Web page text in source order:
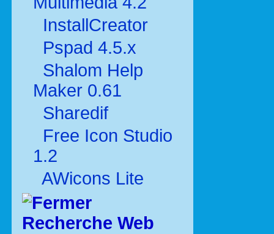
InstallCreator
Pspad 4.5.x
Shalom Help
Maker 0.61
Sharedif
Free Icon Studio
1.2
AWicons Lite
Recherche Web